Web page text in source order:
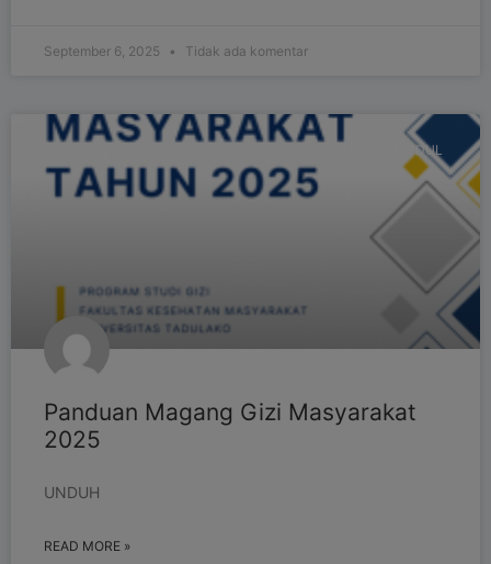
September 6, 2025 Tidak ada komentar
PANDUAN DAN MODUL
Panduan Magang Gizi Masyarakat
2025
UNDUH
READ MORE »